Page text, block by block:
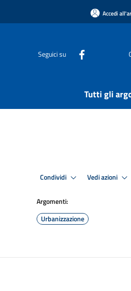
Accedi
Seguici su
Tutti gli
Condividi Vedi azioni
Argomenti:
Urbanizzazione